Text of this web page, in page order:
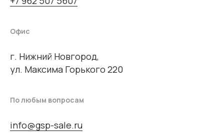
Офис
г. Нижний Новгород,
ул. Максима Горького 220
По любым вопросам
info@gsp-sale.ru